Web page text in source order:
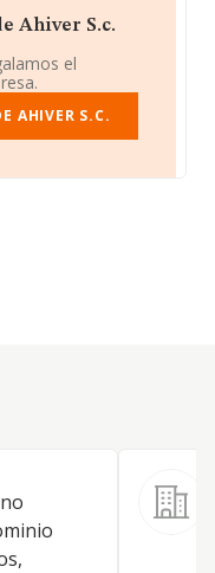
Ahiver S.c.
el
AHIVER S.C.